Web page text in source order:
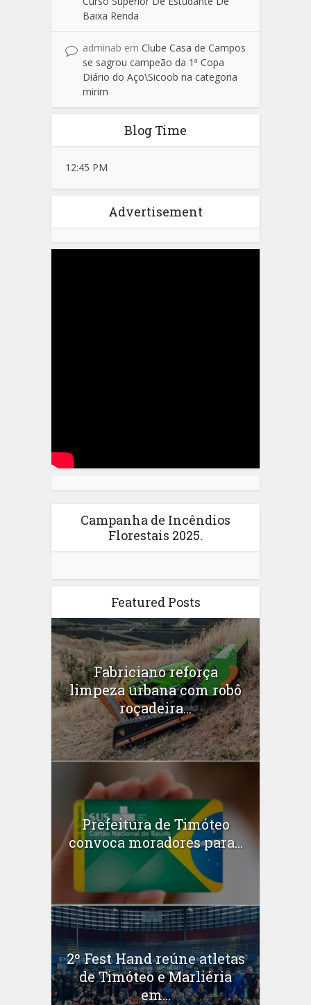
Baixa Renda
adminab em Clube Casa de Campos
se sagrou campeão da 1ª Copa
Diário do Aço\Sicoob na categoria
mirim
Blog Time
12:45 PM
Advertisement
Campanha de Incêndios
Florestais 2025.
Featured Posts
Fabriciano reforça
limpeza urbana com robô
roçadeira...
Prefeitura de Timóteo
convoca moradores para...
2º Fest Hand reúne atletas
de Timóteo e Marliéria
em...